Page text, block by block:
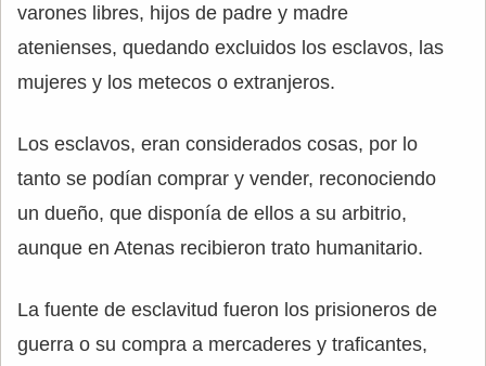
varones libres, hijos de padre y madre
atenienses, quedando excluidos los esclavos, las
mujeres y los metecos o extranjeros.
Los esclavos, eran considerados cosas, por lo
tanto se podían comprar y vender, reconociendo
un dueño, que disponía de ellos a su arbitrio,
aunque en Atenas recibieron trato humanitario.
La fuente de esclavitud fueron los prisioneros de
guerra o su compra a mercaderes y traficantes,